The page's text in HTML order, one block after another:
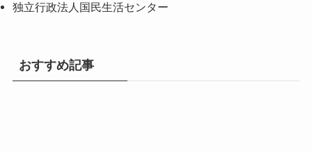
独立行政法人国民生活センター
おすすめ記事